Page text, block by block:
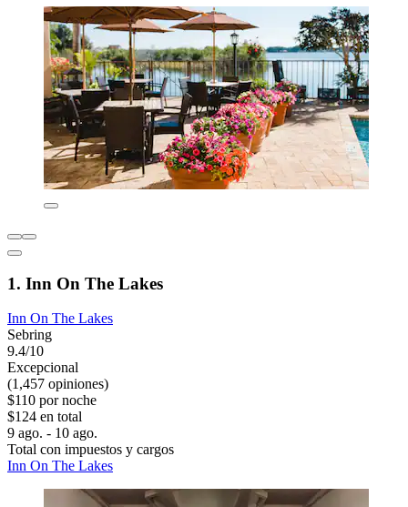
1. Inn On The Lakes
Inn On The Lakes
Sebring
9.4/10
Excepcional
(1,457 opiniones)
$110 por noche
$124 en total
9 ago. - 10 ago.
Total con impuestos y cargos
Inn On The Lakes